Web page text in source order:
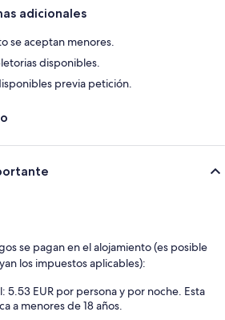
adicionales
se aceptan menores.
disponibles.
previa petición.
se pagan en el alojamiento (es posible
los impuestos aplicables):
5.53 EUR por persona y por noche. Esta
a menores de 18 años.